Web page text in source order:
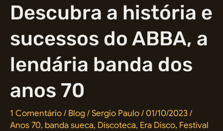
Descubra a história e
sucessos do ABBA, a
lendária banda dos
anos 70
1 Comentário/ Blog /Sergio Paulo/01/10/2023/
Anos 70, banda sueca, Discoteca, Era Disco, Festival